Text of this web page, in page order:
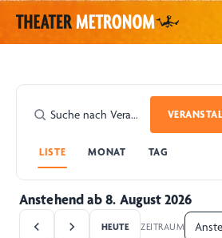
LISTE MONAT TAG
HEUTE
Anstehend ab 8. August 2026
ZEITRAUM